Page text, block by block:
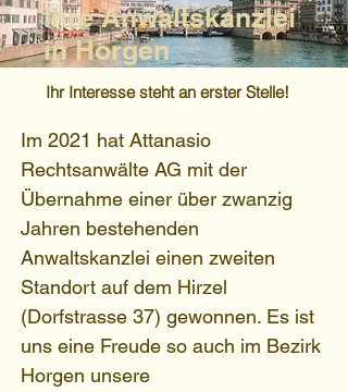
Ihre Anwaltskanzlei
in Horgen
Ihr Interesse steht an erster Stelle!
Im 2021 hat Attanasio
Rechtsanwälte AG mit der
Übernahme einer über zwanzig
Jahren bestehenden
Anwaltskanzlei einen zweiten
Standort auf dem Hirzel
(Dorfstrasse 37) gewonnen. Es ist
uns eine Freude so auch im Bezirk
Horgen unsere